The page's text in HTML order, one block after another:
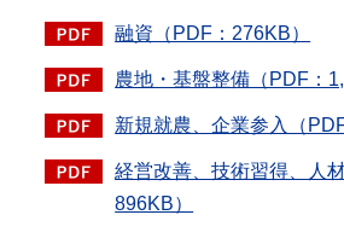
融資（PDF：276KB）
農地・基盤整備（PDF：
新規就農、企業参入（
経営改善、技術習得、人
896KB）